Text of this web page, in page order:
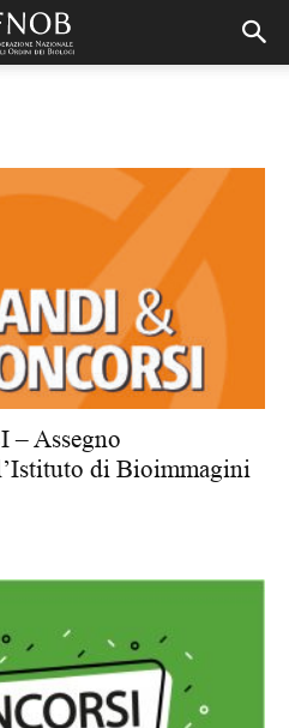
– Assegno
di Bioimmagini